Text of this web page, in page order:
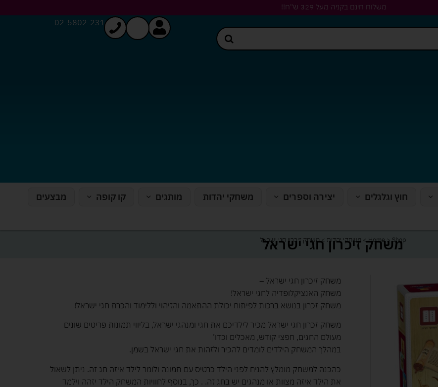
משלוח חינם בקניה מעל 329 ש"ח!!
02-5802-231
חוץ וגלגלים יצירה וספרים משחקי יהדות מותגים קו קופה
מבצעים
Home>Shop
>משחקי יהדות >משחק זיכרון חגי ישראל
משחק זיכרון חגי ישראל
משחק זיכרון חגי ישראל –
משחק האנציקלופדיה לחגי ישראל!
משחק זכרון בנושא ברכות לפיתוח יכולת ההתאמה והזיהוי וללימוד והכרת חגי ישראל!
משחק זכרון חגי ישראל מכיר לילדיכם את חגי ומנהגי ישראל, בליווי תמונות פריטים שונים
מעולם החגים, חפצי קודש, מאכלים וכדו’
במהלך המשחק הילדים לומדים להכיר ולזהות את חגי ישראל בשמן.
כהכנה למשחק מומלץ להניח לפני הילד כרטיס עם תמונה ולומר לילד איזה חג זה. ניתן לשאול
את הילד איזה מצוות או מנהגים יש בחג זה. . כך, בנוסף לחוויות המשחק הילד יזהה וילמד